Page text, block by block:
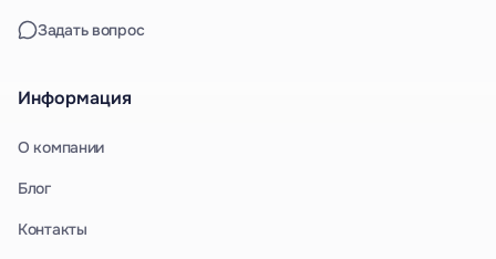
Задать вопрос
Информация
О компании
Блог
Контакты